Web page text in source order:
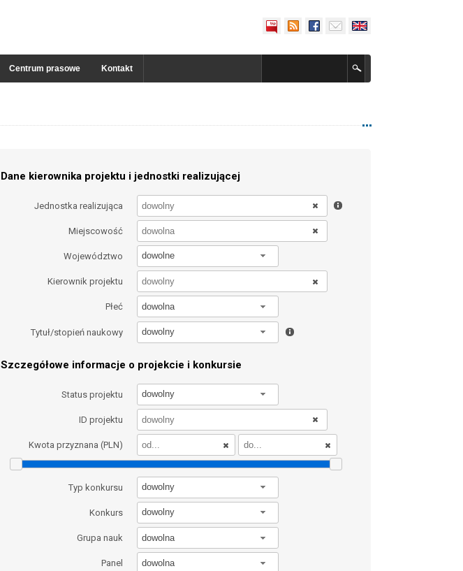
Centrum prasowe Kontakt
Dane kierownika projektu i jednostki realizującej
Jednostka realizująca
Miejscowość
Województwo dowolne
Kierownik projektu
Płeć dowolna
Tytuł/stopień naukowy dowolny
Szczegółowe informacje o projekcie i konkursie
Status projektu dowolny
ID projektu
Kwota przyznana (PLN)
Typ konkursu dowolny
Konkurs dowolny
Grupa nauk dowolna
Panel dowolna